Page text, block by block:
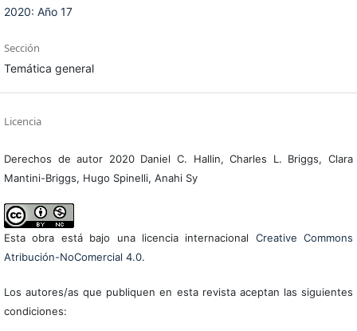
2020: Año 17
Sección
Temática general
Licencia
Derechos de autor 2020 Daniel C. Hallin, Charles L. Briggs, Clara
Mantini-Briggs, Hugo Spinelli, Anahi Sy
Esta obra está bajo una licencia internacional Creative Commons
Atribución-NoComercial 4.0.
Los autores/as que publiquen en esta revista aceptan las siguientes
condiciones: